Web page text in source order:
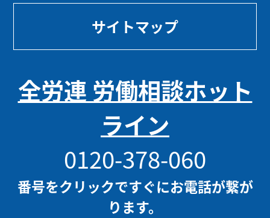
サイトマップ
全労連 労働相談ホット
ライン
0120-378-060
番号をクリックですぐにお電話が繋が
ります。